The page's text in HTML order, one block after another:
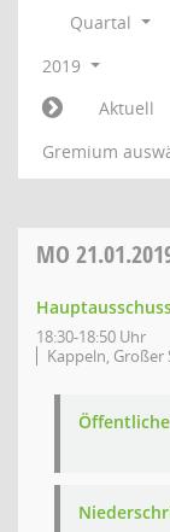
Quartal
2019
Aktuell
Gremium
MO
18:30-18:50 Uhr
Kappeln, Großer